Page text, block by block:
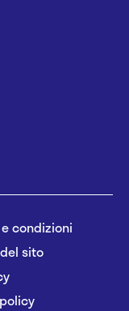
condizioni
sito